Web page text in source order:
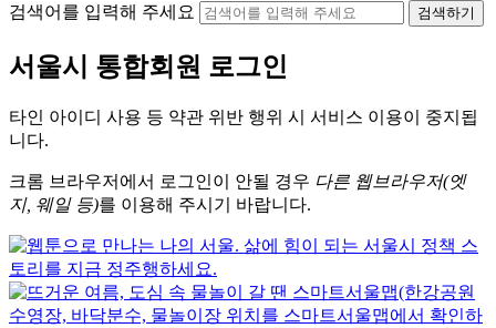
검색어를 입력해 주세요 검색하기
서울시 통합회원 로그인
타인 아이디 사용 등 약관 위반 행위 시 서비스 이용이 중지됩
니다.
크롬 브라우저에서 로그인이 안될 경우 다른 웹브라우저(엣
지, 웨일 등)를 이용해 주시기 바랍니다.